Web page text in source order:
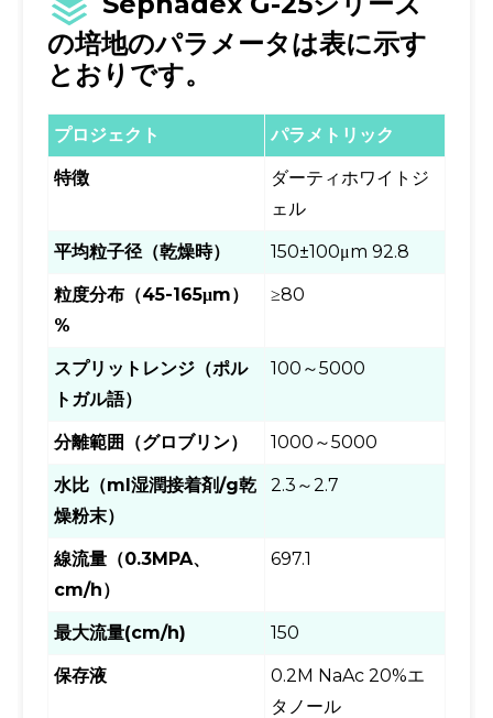
の培地のパラメータは表に示す
とおりです。
プロジェクト パラメトリック
特徴
ダーティホワイトジ
ェル
平均粒子径（乾燥時） 150±100μm 92.8
粒度分布（45-165μm）
%
≥80
スプリットレンジ（ポル
トガル語）
100～5000
分離範囲（グロブリン） 1000～5000
水比（ml湿潤接着剤/g乾
燥粉末）
2.3～2.7
線流量（0.3MPA、
cm/h）
697.1
最大流量(cm/h) 150
保存液
0.2M NaAc 20%エ
タノール